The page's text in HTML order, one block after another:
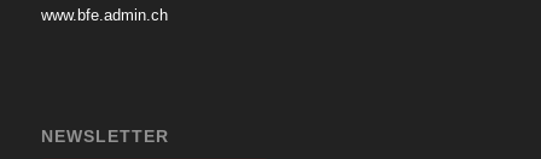
www.bfe.admin.ch
NEWSLETTER